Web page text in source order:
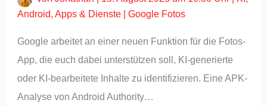
Android,Apps & Dienste |Google Fotos
Google arbeitet an einer neuen Funktion für die Fotos-
App, die euch dabei unterstützen soll, KI-generierte
oder KI-bearbeitete Inhalte zu identifizieren. Eine APK-
Analyse von Android Authority…